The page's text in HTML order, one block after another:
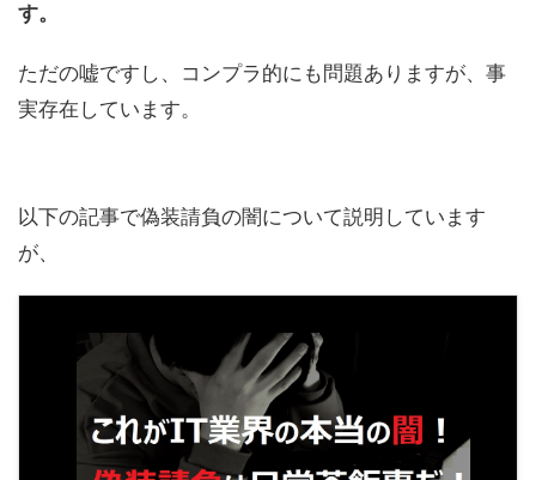
す。
ただの嘘ですし、コンプラ的にも問題ありますが、事
実存在しています。
以下の記事で偽装請負の闇について説明しています
が、